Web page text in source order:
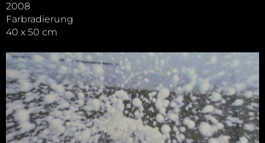
2008
Farbradierung
40 x 50 cm